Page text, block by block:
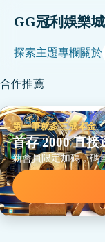
GG冠利娛樂
探索主題專欄關於
合作推薦
第一筆就多三成本金
首存 2000 直接
新會員限定加碼，碼